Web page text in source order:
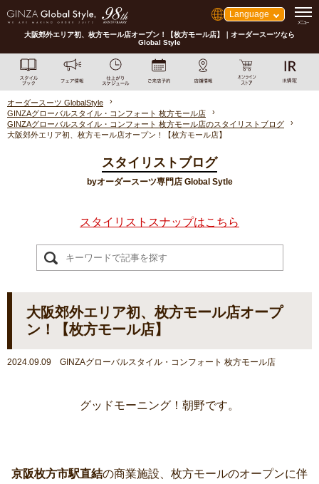
Language
大阪郊外エリア初、枚方モール店オープン！【枚方モール店】｜オーダースーツなら
Global Style
オーダースーツ GlobalStyle
GINZAグローバルスタイル・コンフォート 枚方モール店
GINZAグローバルスタイル・コンフォート 枚方モール店のスタイリストブログ
大阪郊外エリア初、枚方モール店オープン！【枚方モール店】
スタイリストブログ
byオーダースーツ専門店 Global Sytle
スタイリストスナップはこちら
大阪郊外エリア初、枚方モール店オープ
ン！【枚方モール店】
2024.09.09 GINZAグローバルスタイル・コンフォート 枚方モール店
グッドモーニング！朝野です。
京阪枚方市駅直結の商業施設、枚方モールのオープンに伴